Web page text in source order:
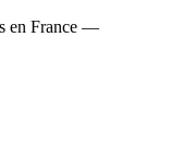
en France —